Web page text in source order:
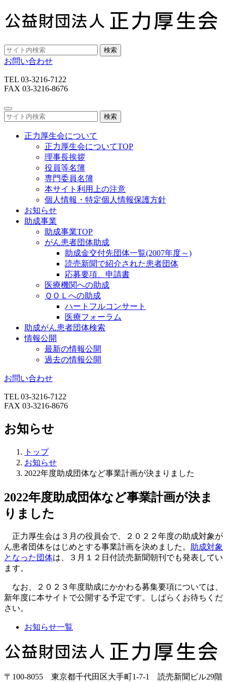
検索
お問い合わせ
TEL 03-3216-7122
FAX 03-3216-8676
検索
正力厚生会について
正力厚生会についてTOP
理事長挨拶
役員等名簿
専門委員名簿
本サイト利用上の注意
個人情報・特定個人情報保護方針
お知らせ
助成事業
助成事業TOP
がん患者団体助成
助成金交付先団体一覧(2007年度～)
読売新聞で紹介された患者団体
応募要項、申請書
医療機関への助成
ＱＯＬへの助成
ハートフルコンサート
医療フォーラム
助成がん患者団体検索
情報公開
最新の情報公開
過去の情報公開
お問い合わせ
TEL 03-3216-7122
FAX 03-3216-8676
お知らせ
トップ
お知らせ
2022年度助成団体など事業計画が決まりました
2022年度助成団体など事業計画が決ま
りました
正力厚生会は３月の役員会で、２０２２年度の助成対象が
ん患者団体をはじめとする事業計画を決めました。 助成対象
となった団体は、３月１２日付読売新聞朝刊でも発表してい
ます。
なお、２０２３年度助成にかかわる募集要項については、
新年度に本サイトで公開する予定です。しばらくお待ちくだ
さい。
お知らせ一覧
生
〒100-8055 東京都千代田区大手町1-7-1 読売新聞ビル29階